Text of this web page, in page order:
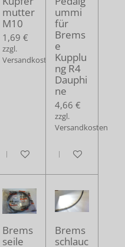
mutter
M10
1,69 €
zzgl.
Versandkosten
In den Warenkorb
ummi
für
Brems
e
Kupplu
ng R4
Dauphi
ne
4,66 €
zzgl.
Versandkosten
In den
Brems
seile
Brems
schlauc